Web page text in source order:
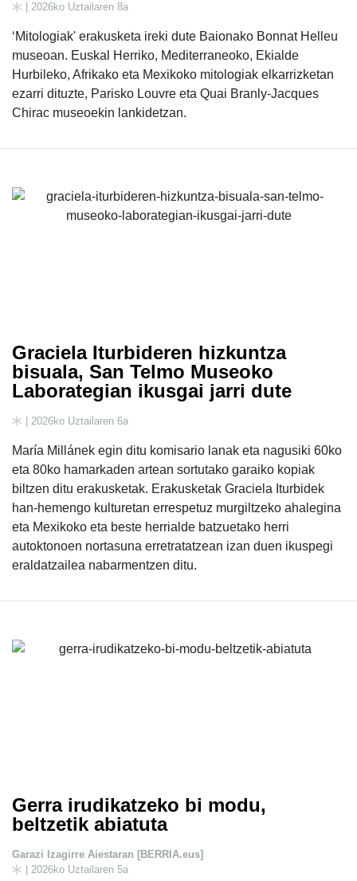
| 2026ko Uztailaren 8a
‘Mitologiak' erakusketa ireki dute Baionako Bonnat Helleu
museoan. Euskal Herriko, Mediterraneoko, Ekialde
Hurbileko, Afrikako eta Mexikoko mitologiak elkarrizketan
ezarri dituzte, Parisko Louvre eta Quai Branly-Jacques
Chirac museoekin lankidetzan.
Graciela Iturbideren hizkuntza
bisuala, San Telmo Museoko
Laborategian ikusgai jarri dute
| 2026ko Uztailaren 6a
María Millánek egin ditu komisario lanak eta nagusiki 60ko
eta 80ko hamarkaden artean sortutako garaiko kopiak
biltzen ditu erakusketak. Erakusketak Graciela Iturbidek
han-hemengo kulturetan errespetuz murgiltzeko ahalegina
eta Mexikoko eta beste herrialde batzuetako herri
autoktonoen nortasuna erretratatzean izan duen ikuspegi
eraldatzailea nabarmentzen ditu.
Gerra irudikatzeko bi modu,
beltzetik abiatuta
Garazi Izagirre Aiestaran [BERRIA.eus]
| 2026ko Uztailaren 5a